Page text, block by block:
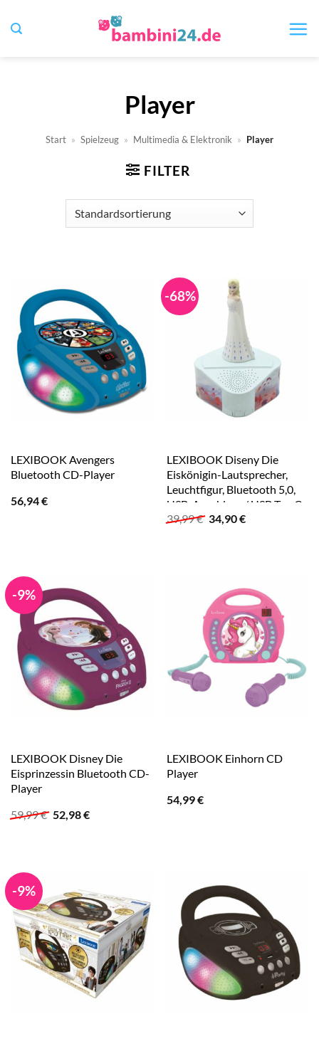
Inhalt
Player
Start » Spielzeug » Multimedia & Elektronik » Player
FILTER
LEXIBOOK Avengers
Bluetooth CD-Player
56,94€
-68%
LEXIBOOK Diseny Die
Eiskönigin-Lautsprecher,
Leuchtfigur, Bluetooth 5,0,
USB-Anschluss / USB Typ C
39,99€ Ursprünglicher
34,90€Aktueller
-9%
LEXIBOOK Disney Die
Eisprinzessin Bluetooth CD-
Player
59,99€ Ursprünglicher
Preis
52,98€Aktueller
LEXIBOOK Einhorn CD
Player
54,99€
-9%